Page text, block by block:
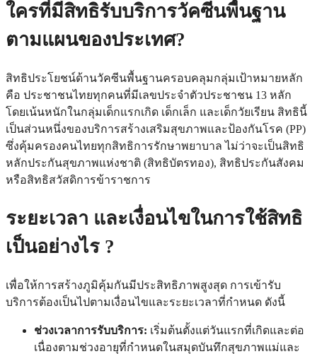
ใครที่มีสิทธิรับบริการวัคซีนพื้นฐาน
ตามแผนของประเทศ?
สิทธิประโยชน์ด้านวัคซีนพื้นฐานครอบคลุมกลุ่มเป้าหมายหลัก
คือ ประชาชนไทยทุกคนที่มีเลขประจำตัวประชาชน 13 หลัก
โดยเน้นหนักในกลุ่มเด็กแรกเกิด เด็กเล็ก และเด็กวัยเรียน สิทธินี้
เป็นส่วนหนึ่งของบริการสร้างเสริมสุขภาพและป้องกันโรค (PP)
ซึ่งคุ้มครองคนไทยทุกสิทธิการรักษาพยาบาล ไม่ว่าจะเป็นสิทธิ
หลักประกันสุขภาพแห่งชาติ (สิทธิบัตรทอง), สิทธิประกันสังคม
หรือสิทธิสวัสดิการข้าราชการ
ระยะเวลา และเงื่อนไขในการใช้สิทธิ
เป็นอย่างไร ?
เพื่อให้การสร้างภูมิคุ้มกันมีประสิทธิภาพสูงสุด การเข้ารับ
บริการต้องเป็นไปตามเงื่อนไขและระยะเวลาที่กำหนด ดังนี้
ช่วงเวลาการรับบริการ: เริ่มต้นตั้งแต่วันแรกที่เกิดและต่อ
เนื่องตามช่วงอายุที่กำหนดในสมุดบันทึกสุขภาพแม่และ